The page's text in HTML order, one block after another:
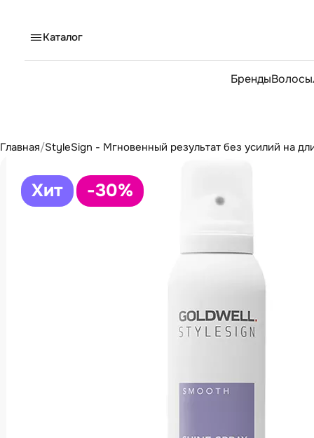
Каталог
БрендыВолосы
Главная/StyleSign - Мгновенный результат без усилий на
Хит -30%